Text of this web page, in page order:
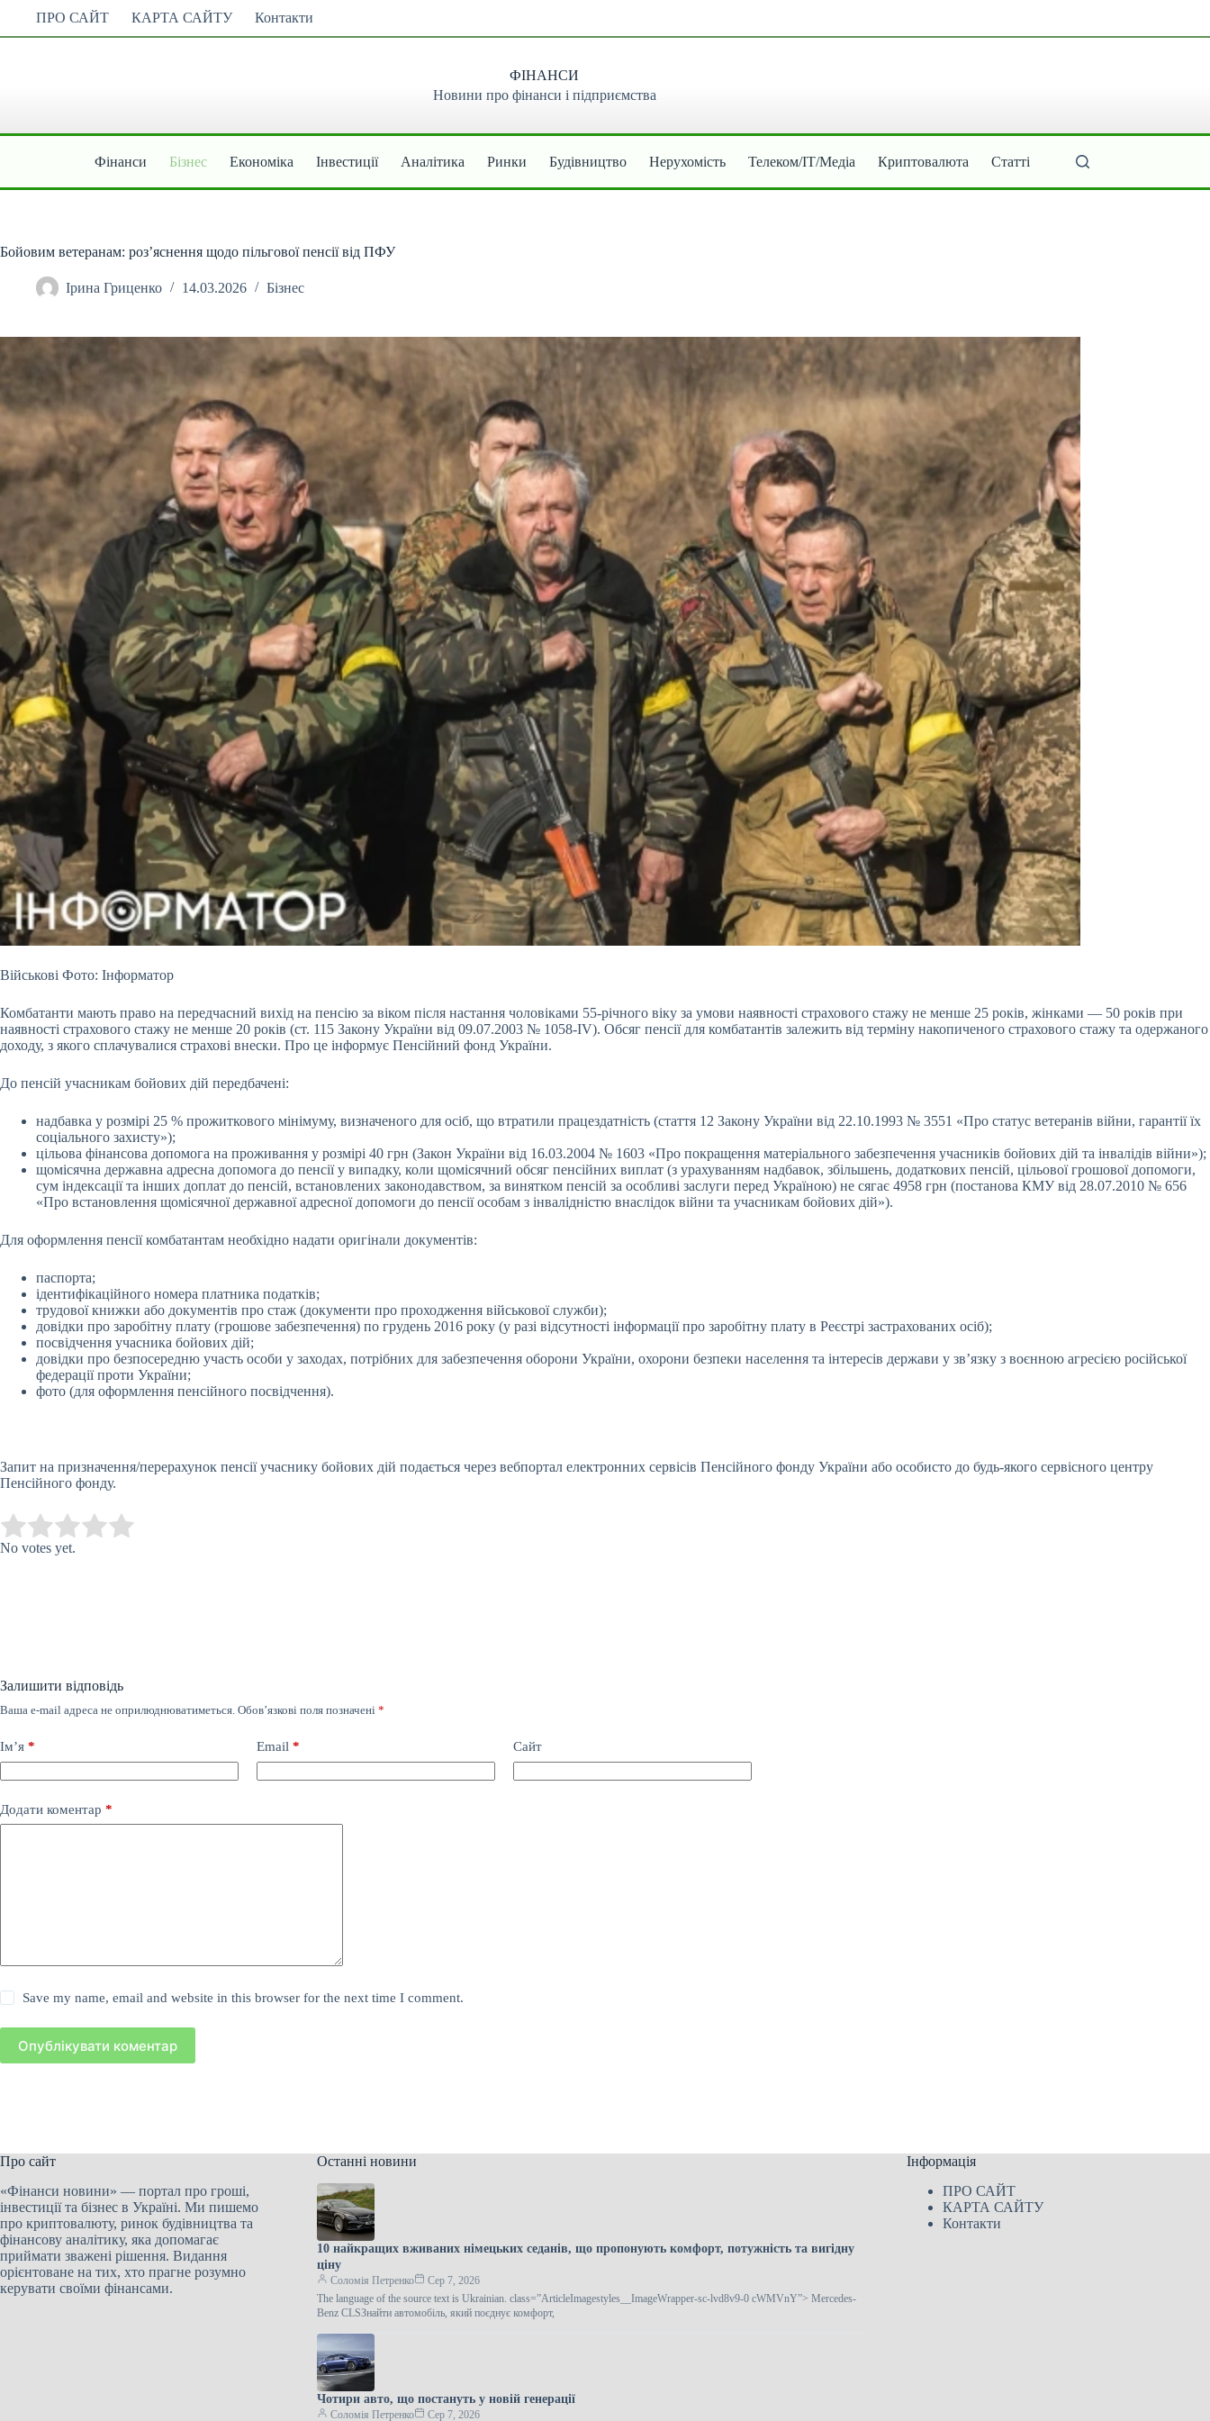
вмісту
ПРО САЙТ КАРТА САЙТУ Контакти
ФІНАНСИ
Новини про фінанси і підприємства
Фінанси Бізнес Економіка Інвестиції Аналітика Ринки Будівництво Нерухомість Телеком/ІТ/Медіа Криптовалюта Статті
Бойовим ветеранам: роз’яснення щодо пільгової пенсії від ПФУ
Ірина Гриценко 14.03.2026 Бізнес
Військові Фото: Інформатор
Комбатанти мають право на передчасний вихід на пенсію за віком після настання чоловіками 55-річного віку за умови наявності страхового стажу не менше 25 років, жінками — 50 років при
наявності страхового стажу не менше 20 років (ст. 115 Закону України від 09.07.2003 № 1058-IV). Обсяг пенсії для комбатантів залежить від терміну накопиченого страхового стажу та одержаного
доходу, з якого сплачувалися страхові внески. Про це інформує Пенсійний фонд України.
До пенсій учасникам бойових дій передбачені:
надбавка у розмірі 25 % прожиткового мінімуму, визначеного для осіб, що втратили працездатність (стаття 12 Закону України від 22.10.1993 № 3551 «Про статус ветеранів війни, гарантії їх
соціального захисту»);
цільова фінансова допомога на проживання у розмірі 40 грн (Закон України від 16.03.2004 № 1603 «Про покращення матеріального забезпечення учасників бойових дій та інвалідів війни»);
щомісячна державна адресна допомога до пенсії у випадку, коли щомісячний обсяг пенсійних виплат (з урахуванням надбавок, збільшень, додаткових пенсій, цільової грошової допомоги,
сум індексації та інших доплат до пенсій, встановлених законодавством, за винятком пенсій за особливі заслуги перед Україною) не сягає 4958 грн (постанова КМУ від 28.07.2010 № 656
«Про встановлення щомісячної державної адресної допомоги до пенсії особам з інвалідністю внаслідок війни та учасникам бойових дій»).
Для оформлення пенсії комбатантам необхідно надати оригінали документів:
паспорта;
ідентифікаційного номера платника податків;
трудової книжки або документів про стаж (документи про проходження військової служби);
довідки про заробітну плату (грошове забезпечення) по грудень 2016 року (у разі відсутності інформації про заробітну плату в Реєстрі застрахованих осіб);
посвідчення учасника бойових дій;
довідки про безпосередню участь особи у заходах, потрібних для забезпечення оборони України, охорони безпеки населення та інтересів держави у зв’язку з воєнною агресією російської
федерації проти України;
фото (для оформлення пенсійного посвідчення).
Запит на призначення/перерахунок пенсії учаснику бойових дій подається через вебпортал електронних сервісів Пенсійного фонду України або особисто до будь-якого сервісного центру
Пенсійного фонду.
Rate this item:
No votes yet.
Залишити відповідь
Ваша e-mail адреса не оприлюднюватиметься. Обов’язкові поля позначені *
Ім’я * Email * Сайт
Додати коментар *
Save my name, email and website in this browser for the next time I comment.
Опублікувати коментар
Про сайт
«Фінанси новини» — портал про гроші,
інвестиції та бізнес в Україні. Ми пишемо
про криптовалюту, ринок будівництва та
фінансову аналітику, яка допомагає
приймати зважені рішення. Видання
орієнтоване на тих, хто прагне розумно
керувати своїми фінансами.
Останні новини
10 найкращих вживаних німецьких седанів, що пропонують комфорт, потужність та вигідну
ціну
Соломія Петренко
Сер 7, 2026
The language of the source text is Ukrainian. class=”ArticleImagestyles__ImageWrapper-sc-lvd8v9-0 cWMVnY”> Mercedes-
Benz CLSЗнайти автомобіль, який поєднує комфорт,
Чотири авто, що постануть у новій генерації
Соломія Петренко Сер 7, 2026
Інформація
ПРО САЙТ
КАРТА САЙТУ
Контакти